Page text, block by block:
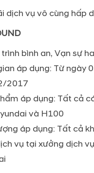
dịch vụ vô cùng hấp
bình an, Vạn sự
áp dụng: Từ ngày
2017
áp dụng: Tất cả
và H100
áp dụng: Tất cả
vụ tại xưởng dịch